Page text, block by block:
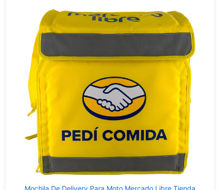
Mochila De Delivery Para Moto Mercado Libre Tienda